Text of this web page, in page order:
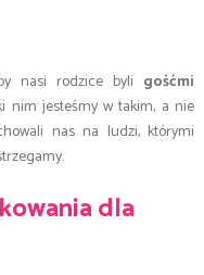
nasi rodzice byli gośćmi
nim jesteśmy w takim, a nie
nas na ludzi, którymi
dla